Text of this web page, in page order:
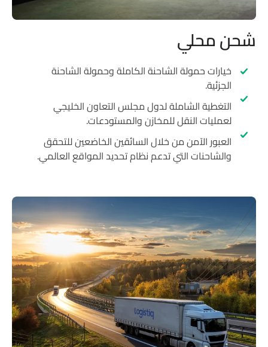
محلي
خيارات حمولة الشاحنة الكاملة وحمولة الشاحنة
التغطية الشاملة لدول مجلس التعاون الخليجي
لعمليات النقل للمخازن والمستودعات.
العبور الآمن من خلال السائقين الخاضعين للتحقق
والشاحنات التي تدعم نظام تحديد المواقع العالمي.